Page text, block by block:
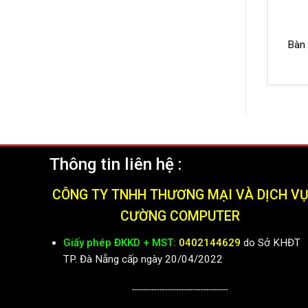
Bàn
Thông tin liên hệ :
CÔNG TY TNHH THƯƠNG MẠI VÀ DỊCH VỤ
CƯỜNG COMPUTER
Giấy phép ĐKKD + MST: 0402144629 do Sở KHĐT
TP. Đà Nẵng cấp ngày 20/04/2022
-----------------------------------